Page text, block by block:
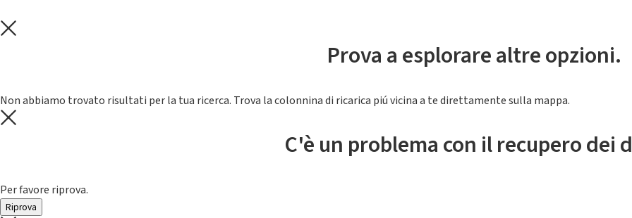
Prova a esplorare altre opzioni.
Non abbiamo trovato risultati per la tua ricerca. Trova la colonnina di ricarica piú vicina a te direttamente sulla mappa.
C'è un problema con il recupero dei
Per favore riprova.
Riprova